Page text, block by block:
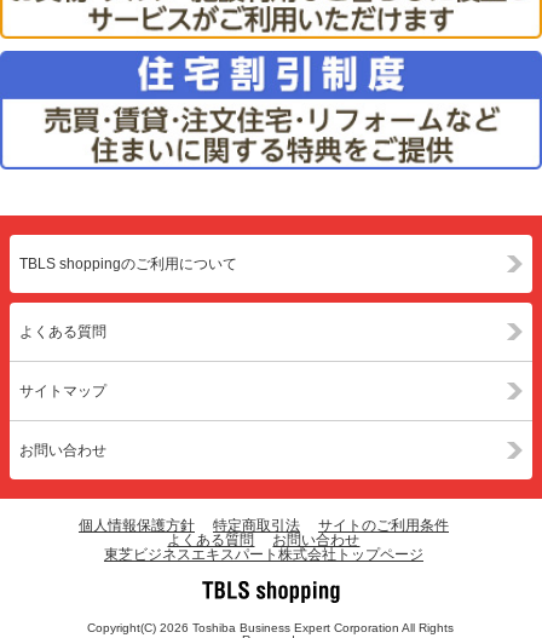
TBLS shoppingのご利用について
よくある質問
サイトマップ
お問い合わせ
個人情報保護方針 特定商取引法
サイトのご利用条件
よくある質問
お問い合わせ
東芝ビジネスエキスパート株式会社トップページ
Copyright(C) 2026 Toshiba Business Expert Corporation All Rights